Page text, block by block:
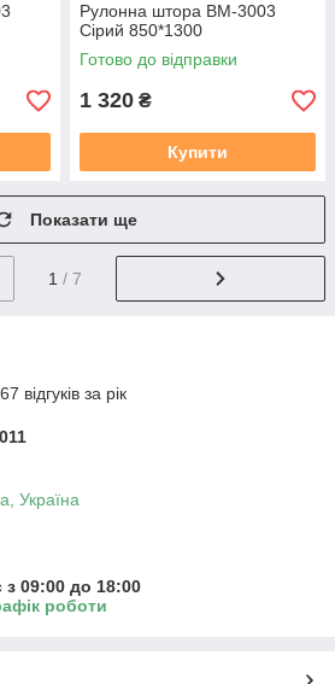
Рулонна штора ВМ-3003
Сірий 850*1300
Готово до відправки
1 320 ₴
Купити
Показати ще
1 / 7
відгуків за рік
Україна
09:00 до 18:00
роботи